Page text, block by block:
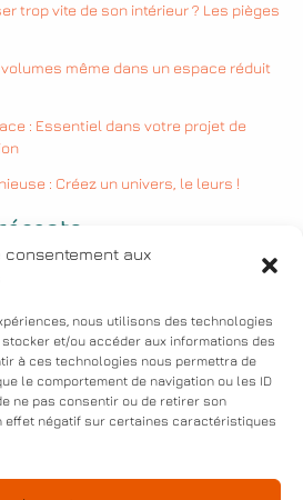
consentement aux
nous utilisons des technologies
et/ou accéder aux informations des
à ces technologies nous permettra de
le comportement de navigation ou les ID
ne pas consentir ou de retirer son
effet négatif sur certaines caractéristiques
trop vite de son intérieur ? Les pièges
même dans un espace réduit
: Essentiel dans votre projet de
: Créez un univers, le leurs !
légales
de confidentialité
de cookies (UE)